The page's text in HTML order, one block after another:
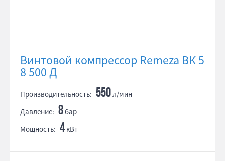
Винтовой компрессор Remeza ВК 5
8 500 Д
Производительность: 550л/мин
Давление: 8бар
Мощность: 4 кВт